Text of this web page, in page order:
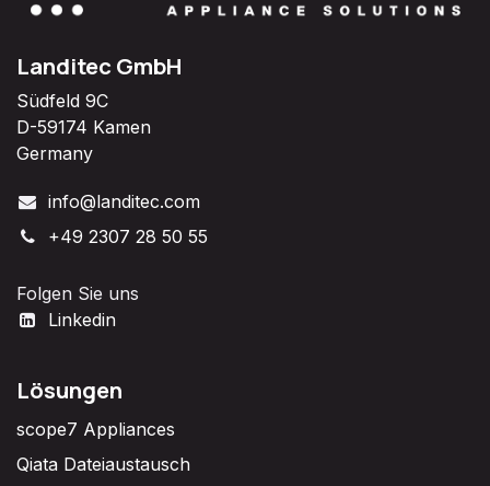
Landitec GmbH
Südfeld 9C
D-59174 Kamen
Germany
info@landitec.com
+49 2307 28 50 55
Folgen Sie uns
Linkedin
Lösungen
scope7 Appliances
Qiata Dateiaustausch